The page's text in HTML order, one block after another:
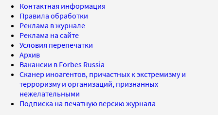
Контактная информация
Правила обработки
Реклама в журнале
Реклама на сайте
Условия перепечатки
Архив
Вакансии в Forbes Russia
Сканер иноагентов, причастных к экстремизму и
терроризму и организаций, признанных
нежелательными
Подписка на печатную версию журнала